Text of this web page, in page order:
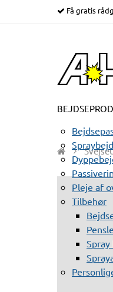
Få gratis
Pleje af
Tilbehør
Spray